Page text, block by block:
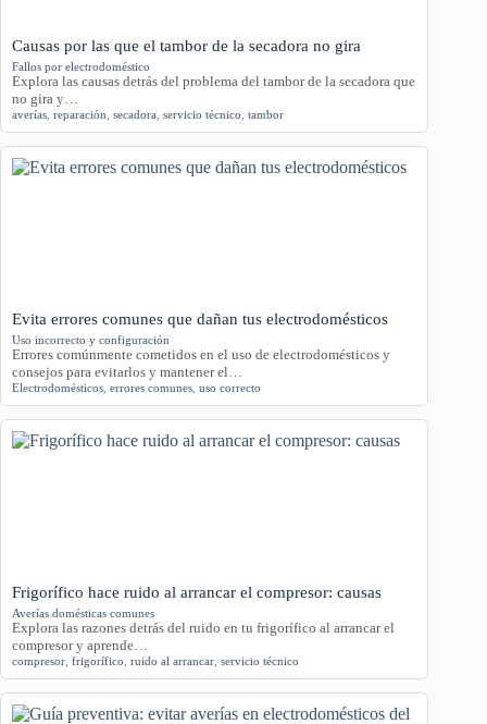
Causas por las que el tambor de la secadora no gira
Fallos por electrodoméstico
Explora las causas detrás del problema del tambor de la secadora que
no gira y…
averías reparación secadora servicio técnico tambor
Evita errores comunes que dañan tus electrodomésticos
Uso incorrecto y configuración
Errores comúnmente cometidos en el uso de electrodomésticos y
consejos para evitarlos y mantener el…
Electrodomésticos errores comunes uso correcto
Frigorífico hace ruido al arrancar el compresor: causas
Averías domésticas comunes
Explora las razones detrás del ruido en tu frigorífico al arrancar el
compresor y aprende…
compresor frigorífico ruido al arrancar servicio técnico